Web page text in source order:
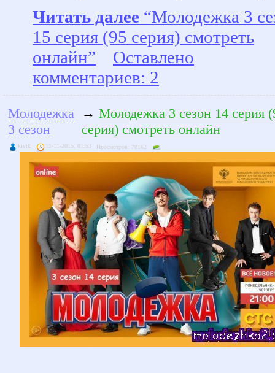
Читать далее “Молодежка 3
15 серия (95 серия) смотреть
онлайн”
Оставлено
комментариев: 2
Молодежка
3 сезон
→ Молодежка 3 сезон 14 серия
серия) смотреть онлайн
kivik 11-11-2015, 01:53 Просмотров: 78162